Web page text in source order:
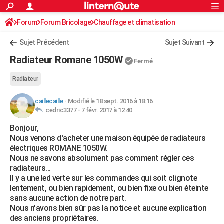
ACTUALITÉS
Politique
Société
Faits Divers
Education
Monde
Villes
+
AUTO
Essais
Réserver un essai
Citadines
Berlines
SUV
Forum auto
+HIGH-TECH
Mobiles
Meilleur smartphone
Internet
Ordinateurs
Jeux vidéo
Guide high-tech
+BRICOLAGE
Forum
Aménagement intérieur
Extérieur
Cuisine
Salle de bains
Jardinage
Rangement
WEEK-END
Guides de France
Escapades
Patrimoine
Expositions
Musées
Week-end nature
+LIFESTYLE
Art de vivre
Bien-être
Loisirs
Mode
Modes de vie
SANTE
Alimentation
Guide de la santé
Maladies
Médicaments
Sommeil
VOYAGE
Rechercher
S'inscrire
Connexion
Forum Forum Bricolage Chauffage et climatisation
Sujet Précédent Sujet Suivant
Radiateur Romane 1050W Fermé
Radiateur
caillecaille- Modifié le 18 sept. 2016 à 18:16
cedric3377 - 7 févr. 2017 à 12:40
Bonjour,
Nous venons d'acheter une maison équipée de radiateurs
électriques ROMANE 1050W.
Nous ne savons absolument pas comment régler ces
radiateurs...
Il y a une led verte sur les commandes qui soit clignote
lentement, ou bien rapidement, ou bien fixe ou bien éteinte
sans aucune action de notre part.
Nous n'avons bien sûr pas la notice et aucune explication
des anciens propriétaires.